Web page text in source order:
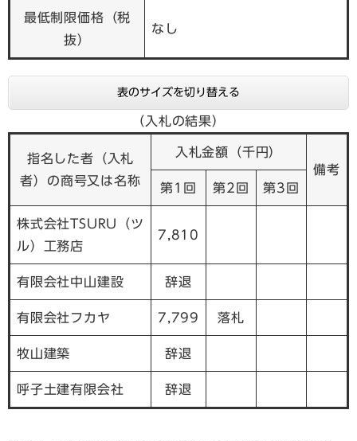
最低制限価格（税
抜）
なし
表のサイズを切り替える
（入札の結果）
指名した者（入札
者）の商号又は名称
入札金額（千円）
備考
第1回
第2回 第3回
株式会社TSURU（ツ
ル）工務店
7,810
有限会社中山建設 辞退
有限会社フカヤ 7,799 落札
牧山建築 辞退
呼子土建有限会社 辞退